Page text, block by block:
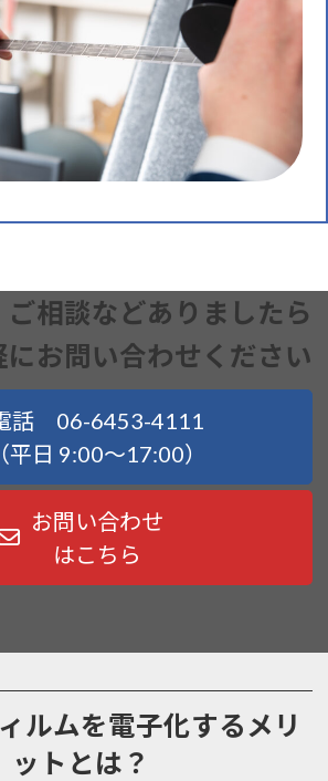
ご相談などありましたら
にお問い合わせください
話 06-6453-4111
（平日 9:00～17:00）
お問い合わせ
はこちら
ルムを電子化するメリ
ットとは？